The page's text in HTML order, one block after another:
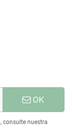
OK
consulte nuestra